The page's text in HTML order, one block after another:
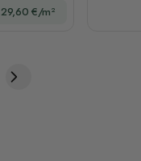
29,60 €/m²